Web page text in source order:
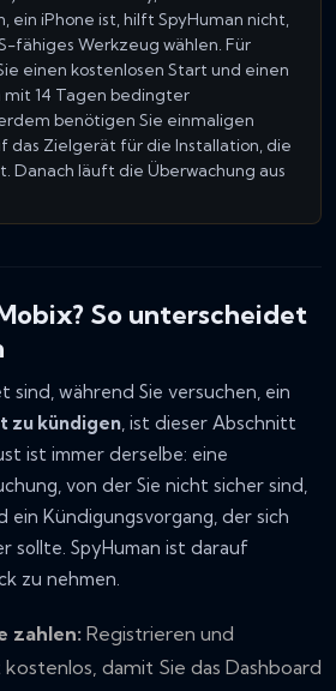
ein iPhone ist, hilft SpyHuman nicht,
fähiges Werkzeug wählen. Für
einen kostenlosen Start und einen
14 Tagen bedingter
benötigen Sie einmaligen
das Zielgerät für die Installation, die
Danach läuft die Überwachung aus
So unterscheidet
sind, während Sie versuchen, ein
zu kündigen, ist dieser Abschnitt
ist immer derselbe: eine
von der Sie nicht sicher sind,
ein Kündigungsvorgang, der sich
sollte. SpyHuman ist darauf
zu nehmen.
zahlen: Registrieren und
damit Sie das Dashboard